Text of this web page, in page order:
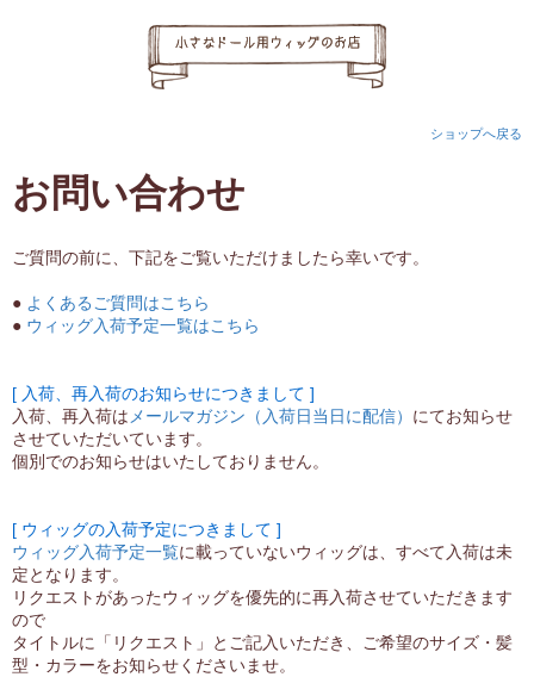
ショップへ戻る
お問い合わせ
ご質問の前に、下記をご覧いただけましたら幸いです。
● よくあるご質問はこちら
● ウィッグ入荷予定一覧はこちら
[ 入荷、再入荷のお知らせにつきまして ]
入荷、再入荷は メールマガジン（入荷日当日に配信） にてお知らせ
させていただいています。
個別でのお知らせはいたしておりません。
[ ウィッグの入荷予定につきまして ]
ウィッグ入荷予定一覧に載っていないウィッグは、すべて入荷は未
定となります。
リクエストがあったウィッグを優先的に再入荷させていただきます
ので
タイトルに「リクエスト」とご記入いただき、ご希望のサイズ・髪
型・カラーをお知らせくださいませ。